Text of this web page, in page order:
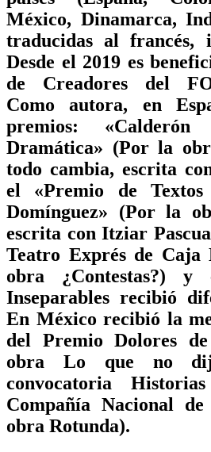
México, Dinamarca,
traducidas al francés,
Desde el 2019 es
de Creadores del
Como autora, en
premios:
Dramática» (Por la
todo cambia, escrita
el «Premio de Textos
Domínguez» (Por la
escrita con Itziar
Teatro Exprés de
obra ¿Contestas?) y
Inseparables recibió
En México recibió la
del Premio Dolores
obra Lo que no
convocatoria
Compañía Nacional
obra Rotunda).